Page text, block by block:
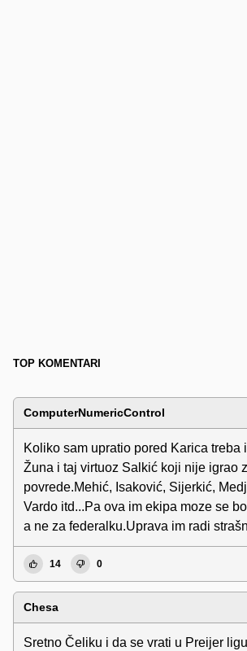
TOP KOMENTARI
ComputerNumericControl
Koliko sam upratio pored Karica treba
Žuna i taj virtuoz Salkić koji nije igrao
povrede.Mehić, Isaković, Sijerkić,
Vardo itd...Pa ova im ekipa moze se
a ne za federalku.Uprava im radi
14 0
Chesa
Sretno Čeliku i da se vrati u Preijer